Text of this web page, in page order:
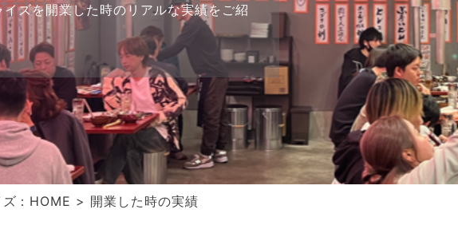
ズを開業した時のリアルな実績をご紹
： HOME > 開業した時の実績